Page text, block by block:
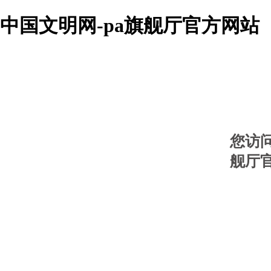
中国文明网-pa旗舰厅官方网站
您访
舰厅